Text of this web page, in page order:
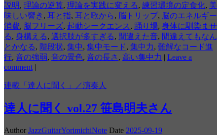
説明, 理論の逆算, 理論を実践に変える, 練習環境の定食化, 美
味しい響き , 耳と指, 耳と歌から, 脳トリップ, 脳のエネルギー
消費, 脳フリーズ, 起動シークエンス , 踊り場, 身体に馴染ませ
る, 身構える, 選択肢が多すぎる, 間違えた音, 間違えてもなん
とかなる, 階段状, 集中, 集中モード, 集中力, 難解なコード進
行, 音の強弱, 音の景色, 音の長さ , 高い集中力 | Leave a
comment |
連載「達人に聞く」／演奏人
達人に聞く vol.27 笹島明夫さん
Author JazzGuitarYorimichiNote Date 2025-09-19